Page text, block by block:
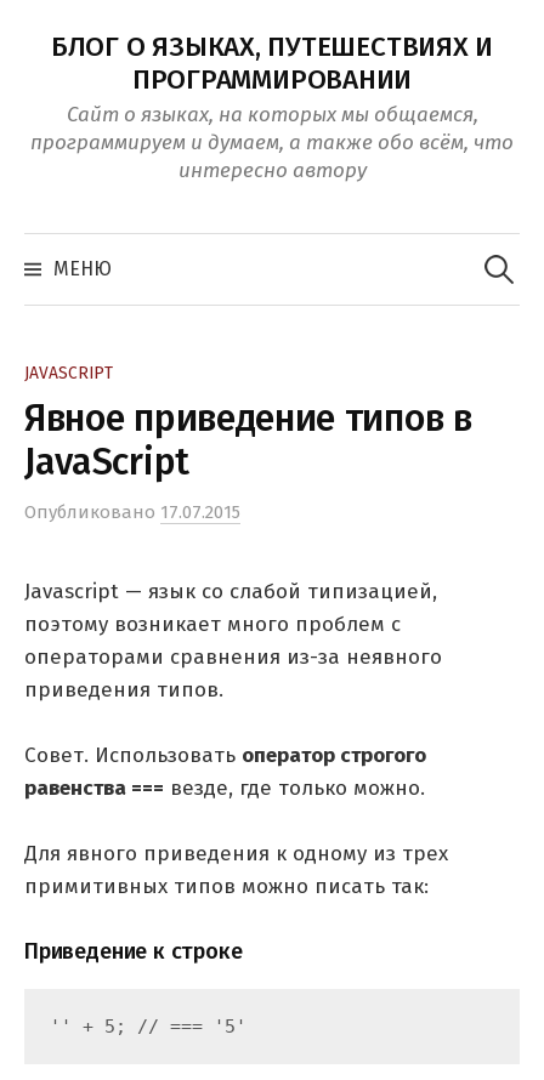
БЛОГ О ЯЗЫКАХ, ПУТЕШЕСТВИЯХ И
ПРОГРАММИРОВАНИИ
Сайт о языках, на которых мы общаемся,
программируем и думаем, а также обо всём, что
интересно автору
МЕНЮ
Найти:
JAVASCRIPT
Явное приведение типов в
JavaScript
Опубликовано 17.07.2015
Javascript — язык со слабой типизацией,
поэтому возникает много проблем с
операторами сравнения из-за неявного
приведения типов.
Совет. Использовать оператор строгого
равенства === везде, где только можно.
Для явного приведения к одному из трех
примитивных типов можно писать так:
Приведение к строке
'' + 5; // === '5'